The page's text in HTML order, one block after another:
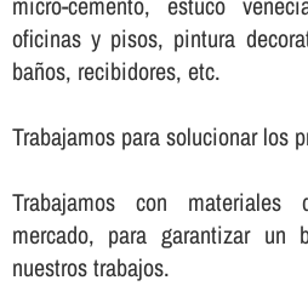
oficinas y pisos, pintura
baños, recibidores, etc.
Trabajamos para solucionar los
Trabajamos con
mercado, para garantizar un
nuestros trabajos.